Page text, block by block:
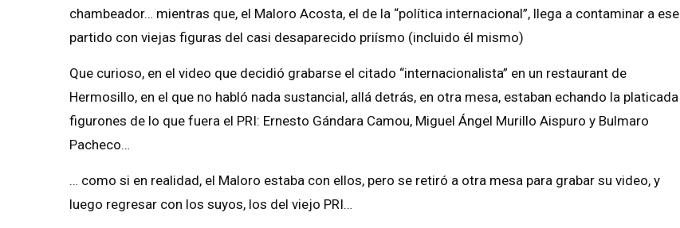
chambeador… mientras que, el Maloro Acosta, el de la “política internacional”, llega a contaminar a ese
partido con viejas figuras del casi desaparecido priísmo (incluido él mismo)
Que curioso, en el video que decidió grabarse el citado “internacionalista” en un restaurant de
Hermosillo, en el que no habló nada sustancial, allá detrás, en otra mesa, estaban echando la platicada
figurones de lo que fuera el PRI: Ernesto Gándara Camou, Miguel Ángel Murillo Aispuro y Bulmaro
Pacheco…
… como si en realidad, el Maloro estaba con ellos, pero se retiró a otra mesa para grabar su video, y
luego regresar con los suyos, los del viejo PRI…